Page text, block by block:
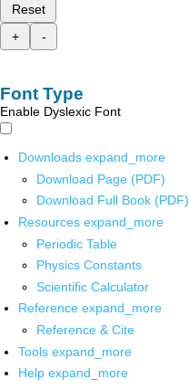
Reset
+
-
Font Type
Enable Dyslexic Font
Downloads expand_more
Download Page (PDF)
Download Full Book (PDF)
Resources expand_more
Periodic Table
Physics Constants
Scientific Calculator
Reference expand_more
Reference & Cite
Tools expand_more
Help expand_more